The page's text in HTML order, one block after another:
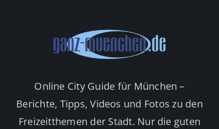
Online City Guide für München –
Berichte, Tipps, Videos und Fotos zu den
Freizeitthemen der Stadt. Nur die guten